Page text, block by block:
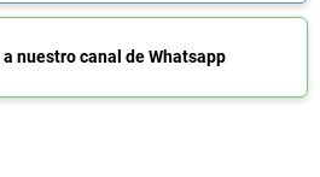
a nuestro canal de Whatsapp